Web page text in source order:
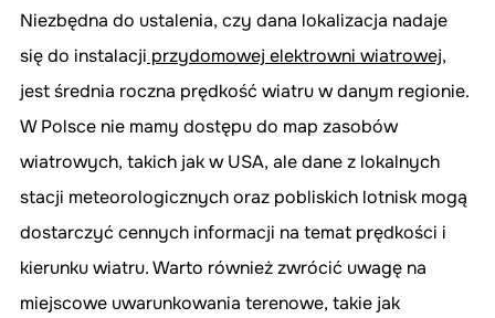
Niezbędna do ustalenia, czy dana lokalizacja nadaje
się do instalacji przydomowej elektrowni wiatrowej,
jest średnia roczna prędkość wiatru w danym regionie.
W Polsce nie mamy dostępu do map zasobów
wiatrowych, takich jak w USA, ale dane z lokalnych
stacji meteorologicznych oraz pobliskich lotnisk mogą
dostarczyć cennych informacji na temat prędkości i
kierunku wiatru. Warto również zwrócić uwagę na
miejscowe uwarunkowania terenowe, takie jak